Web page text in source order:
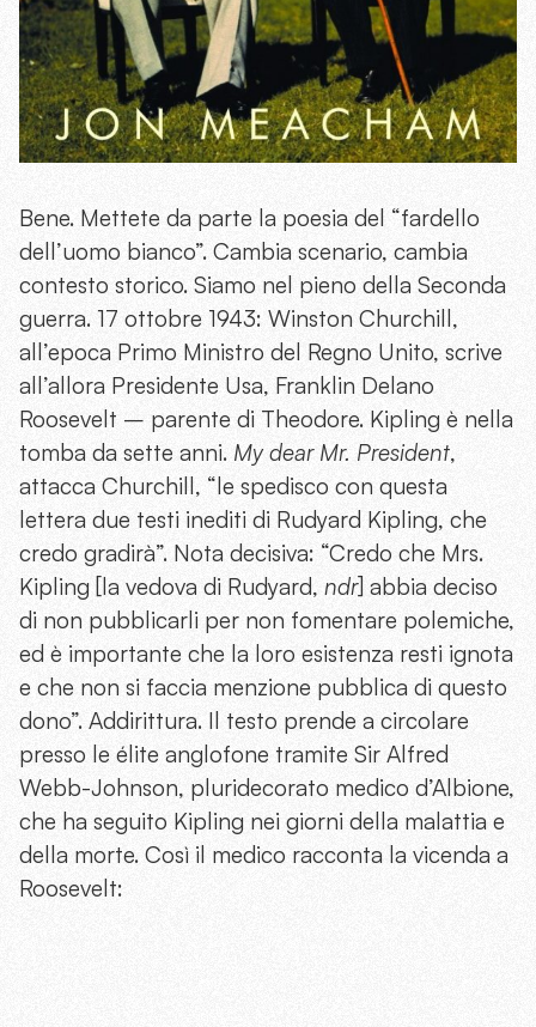
Bene. Mettete da parte la poesia del “fardello
dell’uomo bianco”. Cambia scenario, cambia
contesto storico. Siamo nel pieno della Seconda
guerra. 17 ottobre 1943: Winston Churchill,
all’epoca Primo Ministro del Regno Unito, scrive
all’allora Presidente Usa, Franklin Delano
Roosevelt – parente di Theodore. Kipling è nella
tomba da sette anni. My dear Mr. President,
attacca Churchill, “le spedisco con questa
lettera due testi inediti di Rudyard Kipling, che
credo gradirà”. Nota decisiva: “Credo che Mrs.
Kipling [la vedova di Rudyard, ndr] abbia deciso
di non pubblicarli per non fomentare polemiche,
ed è importante che la loro esistenza resti ignota
e che non si faccia menzione pubblica di questo
dono”. Addirittura. Il testo prende a circolare
presso le élite anglofone tramite Sir Alfred
Webb-Johnson, pluridecorato medico d’Albione,
che ha seguito Kipling nei giorni della malattia e
della morte. Così il medico racconta la vicenda a
Roosevelt: